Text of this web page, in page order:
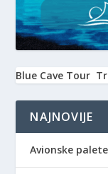
Blue Cave Tour
NAJNOVIJE
Avionske